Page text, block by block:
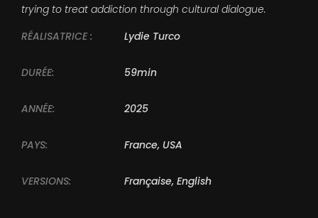
trying to treat addiction through cultural dialogue.
RÉALISATRICE :
Lydie Turco
DURÉE: 59min
ANNÉE: 2025
PAYS: France, USA
VERSIONS: Française, English